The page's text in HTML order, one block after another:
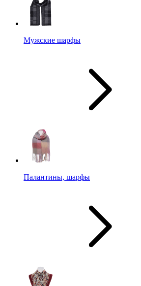
Мужские шарфы
Палантины, шарфы